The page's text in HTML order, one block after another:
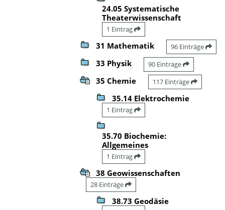
24.05 Systematische
Theaterwissenschaft
1 Eintrag
31 Mathematik 96 Einträge
33 Physik 90 Einträge
35 Chemie 117 Einträge
35.14 Elektrochemie
1 Eintrag
35.70 Biochemie:
Allgemeines
1 Eintrag
38 Geowissenschaften
28 Einträge
38.73 Geodäsie